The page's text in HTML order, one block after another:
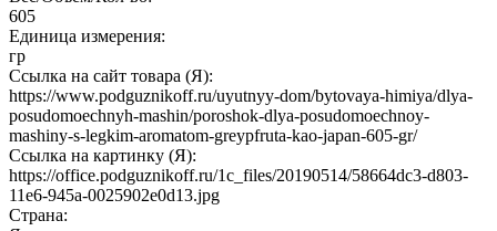
605
Единица измерения:
гр
Ссылка на сайт товара (Я):
https://www.podguznikoff.ru/uyutnyy-dom/bytovaya-himiya/dlya-
posudomoechnyh-mashin/poroshok-dlya-posudomoechnoy-
mashiny-s-legkim-aromatom-greypfruta-kao-japan-605-gr/
Ссылка на картинку (Я):
https://office.podguznikoff.ru/1c_files/20190514/58664dc3-d803-
11e6-945a-0025902e0d13.jpg
Страна: